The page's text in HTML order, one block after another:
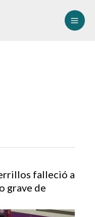
falleció a
grave de